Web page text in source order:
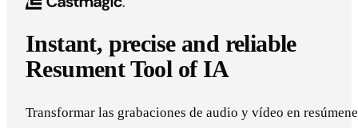
Instant, precise and reliable
Resument Tool of IA
Transformar las grabaciones de audio y vídeo en